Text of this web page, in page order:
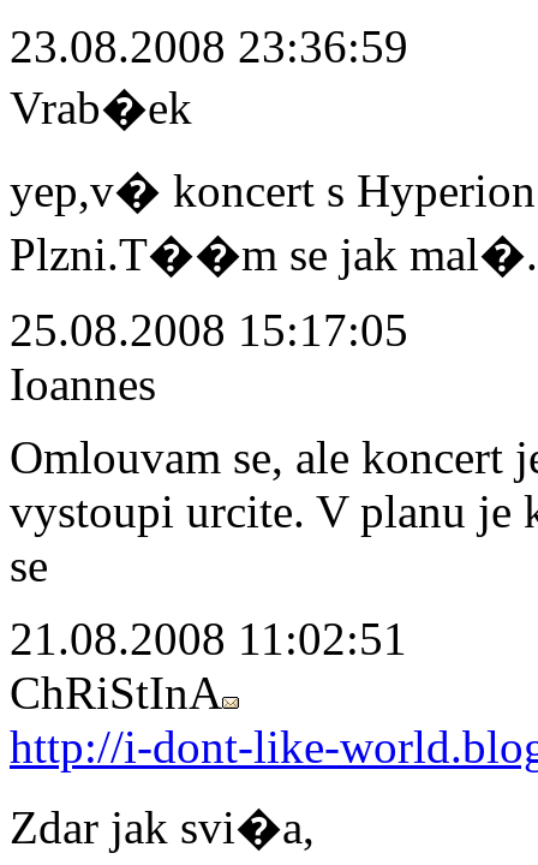
23.08.2008 23:36:59
Vrab�ek
yep,v� koncert s
Plzni.T��m se jak
25.08.2008 15:17:05
Ioannes
Omlouvam se, ale koncert
vystoupi urcite. V planu je
se
21.08.2008 11:02:51
ChRiStInA
http://i-dont-like-
Zdar jak svi�a,